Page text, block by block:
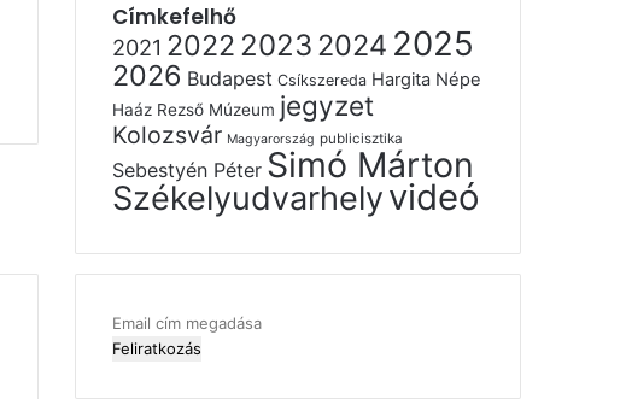
Címkefelhő
2021 2022 2023 2024 2025
2026 Budapest Csíkszereda Hargita Népe
Haáz Rezső Múzeum jegyzet
Kolozsvár Magyarország publicisztika
Sebestyén Péter Simó Márton
Székelyudvarhelyvideó
Email
cím